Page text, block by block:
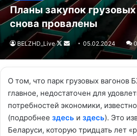
Планы закупок
снова провалены
BELZHD_Live
Follow
X
Send
email
05.02.2024 0
О том, что парк грузовых вагонов
главное, недостаточен для
потребностей экономики,
(подробнее здесь и здесь). Это
Беларуси, которую тридцать лет